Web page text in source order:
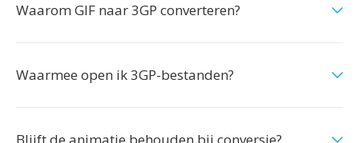
Waarom GIF naar 3GP converteren?
Waarmee open ik 3GP-bestanden?